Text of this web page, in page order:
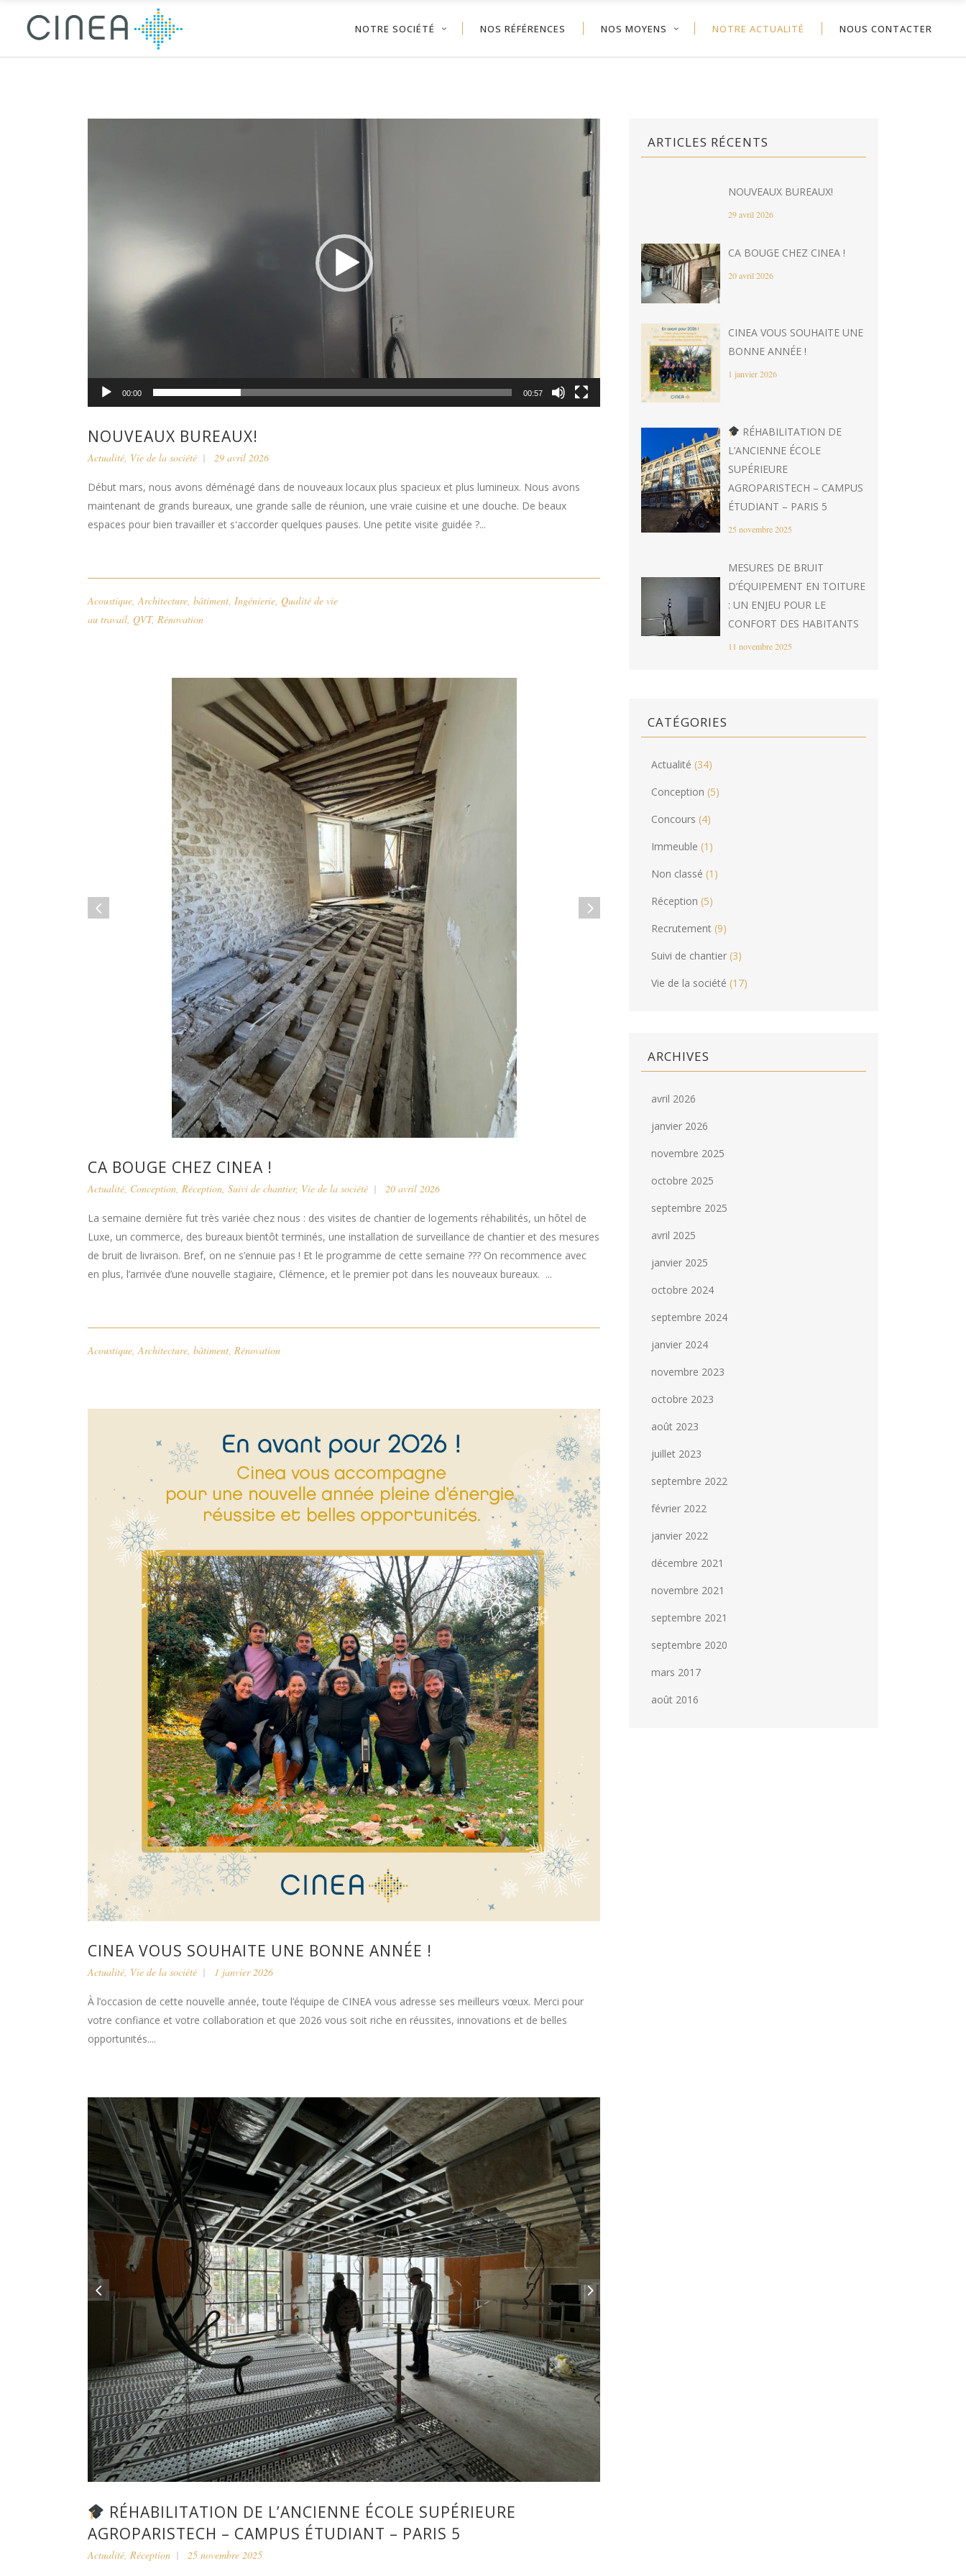
NOTRE SOCIÉTÉ NOS RÉFÉRENCES NOS MOYENS NOTRE ACTUALITÉ NOUS CONTACTER
00:00 00:57
NOUVEAUX BUREAUX!
Actualité, Vie de la société 29 avril 2026
Début mars, nous avons déménagé dans de nouveaux locaux plus spacieux et plus lumineux. Nous avons
maintenant de grands bureaux, une grande salle de réunion, une vraie cuisine et une douche. De beaux
espaces pour bien travailler et s'accorder quelques pauses. Une petite visite guidée ?...
Acoustique,Architecture, bâtiment, Ingénierie, Qualité de vie
au travail, QVT, Rénovation
CA BOUGE CHEZ CINEA !
Actualité, Conception, Réception, Suivi de chantier, Vie de la société 20 avril 2026
La semaine dernière fut très variée chez nous : des visites de chantier de logements réhabilités, un hôtel de
Luxe, un commerce, des bureaux bientôt terminés, une installation de surveillance de chantier et des mesures
de bruit de livraison. Bref, on ne s’ennuie pas ! Et le programme de cette semaine ??? On recommence avec
en plus, l’arrivée d’une nouvelle stagiaire, Clémence, et le premier pot dans les nouveaux bureaux. ...
Acoustique,Architecture, bâtiment, Rénovation
CINEA VOUS SOUHAITE UNE BONNE ANNÉE !
Actualité, Vie de la société 1 janvier 2026
À l’occasion de cette nouvelle année, toute l’équipe de CINEA vous adresse ses meilleurs vœux. Merci pour
votre confiance et votre collaboration et que 2026 vous soit riche en réussites, innovations et de belles
opportunités....
RÉHABILITATION DE L’ANCIENNE ÉCOLE SUPÉRIEURE
AGROPARISTECH – CAMPUS ÉTUDIANT – PARIS 5
Actualité, Réception 25 novembre 2025
ARTICLES RÉCENTS
NOUVEAUX BUREAUX!
29 avril 2026
CA BOUGE CHEZ CINEA !
20 avril 2026
CINEA VOUS SOUHAITE UNE
BONNE ANNÉE !
1 janvier 2026
RÉHABILITATION DE
L’ANCIENNE ÉCOLE
SUPÉRIEURE
AGROPARISTECH – CAMPUS
ÉTUDIANT – PARIS 5
25 novembre 2025
MESURES DE BRUIT
D’ÉQUIPEMENT EN TOITURE
: UN ENJEU POUR LE
CONFORT DES HABITANTS
11 novembre 2025
CATÉGORIES
Actualité (34)
Conception (5)
Concours (4)
Immeuble (1)
Non classé (1)
Réception (5)
Recrutement (9)
Suivi de chantier (3)
Vie de la société (17)
ARCHIVES
avril 2026
janvier 2026
novembre 2025
octobre 2025
septembre 2025
avril 2025
janvier 2025
octobre 2024
septembre 2024
janvier 2024
novembre 2023
octobre 2023
août 2023
juillet 2023
septembre 2022
février 2022
janvier 2022
décembre 2021
novembre 2021
septembre 2021
septembre 2020
mars 2017
août 2016